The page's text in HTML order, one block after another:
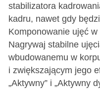
stabilizatora
kadru, nawet gdy
Komponowanie ujęć
Nagrywaj stabilne
wbudowanemu w
i zwiększającym jego
„Aktywny” i „Aktywny